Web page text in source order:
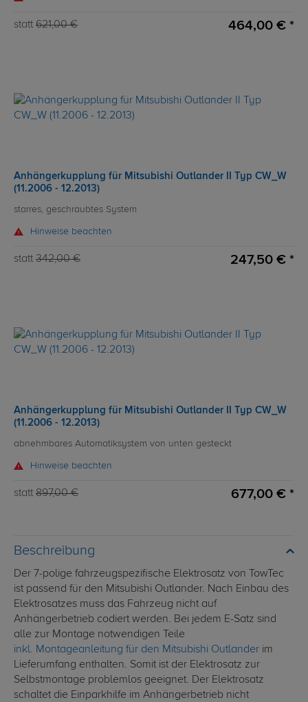
statt 621,00 € 464,00 € *
Anhängerkupplung für Mitsubishi Outlander II Typ CW_W
(11.2006 - 12.2013)
starres, geschraubtes System
Hinweise beachten
statt 342,00 € 247,50 € *
Anhängerkupplung für Mitsubishi Outlander II Typ CW_W
(11.2006 - 12.2013)
abnehmbares Automatiksystem von unten gesteckt
Hinweise beachten
statt 897,00 € 677,00 € *
Beschreibung
Der 7-polige fahrzeugspezifische Elektrosatz von TowTec
ist passend für den Mitsubishi Outlander. Nach Einbau des
Elektrosatzes muss das Fahrzeug nicht auf
Anhängerbetrieb codiert werden. Bei jedem E-Satz sind
alle zur Montage notwendigen Teile
inkl. Montageanleitung für den Mitsubishi Outlander im
Lieferumfang enthalten. Somit ist der Elektrosatz zur
Selbstmontage problemlos geeignet. Der Elektrosatz
schaltet die Einparkhilfe im Anhängerbetrieb nicht